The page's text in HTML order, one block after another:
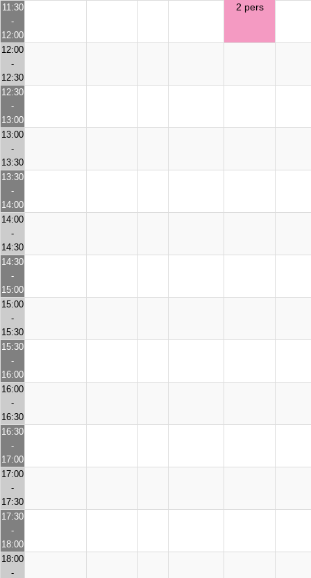
2 pers
11:30
-
12:00
12:00
-
12:30
12:30
-
13:00
13:00
-
13:30
13:30
-
14:00
14:00
-
14:30
14:30
-
15:00
15:00
-
15:30
15:30
-
16:00
16:00
-
16:30
16:30
-
17:00
17:00
-
17:30
17:30
-
18:00
18:00
-